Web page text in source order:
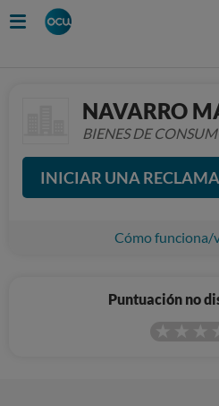
NAVARRO
BIENES DE
INICIAR UNA
Cómo funciona/
Puntuación no